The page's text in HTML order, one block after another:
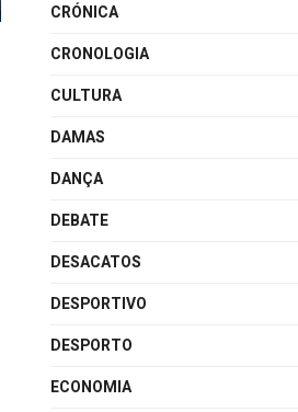
CRÓNICA
CRONOLOGIA
CULTURA
DAMAS
DANÇA
DEBATE
DESACATOS
DESPORTIVO
DESPORTO
ECONOMIA